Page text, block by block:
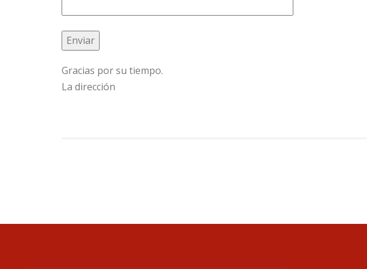
Gracias por su tiempo.
La dirección